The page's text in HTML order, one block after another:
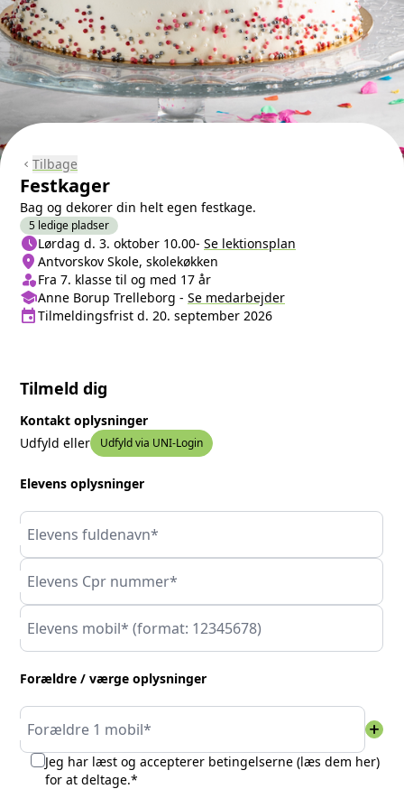
chevron_left Tilbage
Festkager
Bag og dekorer din helt egen festkage.
5 ledige pladser
Næste lektion
scheduleLørdag d. 3. oktober 10.00- Se lektionsplan
Sted/Adresse
location_on Antvorskov Skole, skolekøkken
Klasse/Aldersbegrænsning
person_shieldFra 7. klasse til og med 17 år
Medarbejder
schoolAnne Borup Trelleborg - Se medarbejder
Tilmeldingsfrist
eventTilmeldingsfrist d. 20. september 2026
Tilmeld dig
Kontakt oplysninger
Udfyld eller
Udfyld via UNI-Login
Elevens oplysninger
Elevens fuldenavn*
Elevens Cpr nummer*
Elevens mobil* (format: 12345678)
Forældre / værge oplysninger
Forældre 1 mobil* add
Jeg har læst og accepterer betingelserne (læs dem her)
for at deltage.*